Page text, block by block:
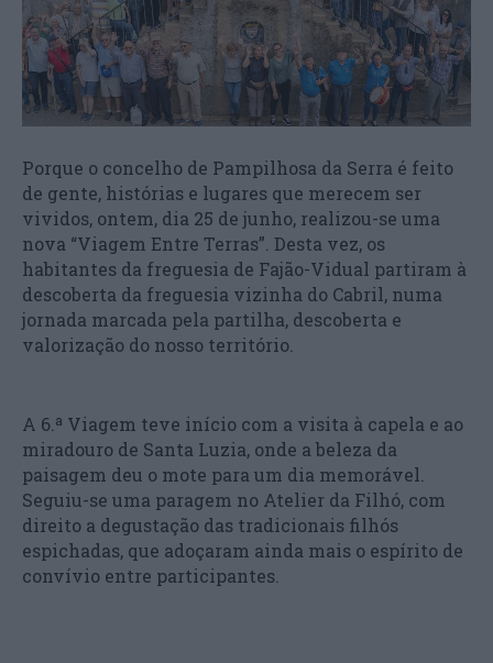
Porque o concelho de Pampilhosa da Serra é feito
de gente, histórias e lugares que merecem ser
vividos, ontem, dia 25 de junho, realizou-se uma
nova “Viagem Entre Terras”. Desta vez, os
habitantes da freguesia de Fajão-Vidual partiram à
descoberta da freguesia vizinha do Cabril, numa
jornada marcada pela partilha, descoberta e
valorização do nosso território.
A 6.ª Viagem teve início com a visita à capela e ao
miradouro de Santa Luzia, onde a beleza da
paisagem deu o mote para um dia memorável.
Seguiu-se uma paragem no Atelier da Filhó, com
direito a degustação das tradicionais filhós
espichadas, que adoçaram ainda mais o espírito de
convívio entre participantes.